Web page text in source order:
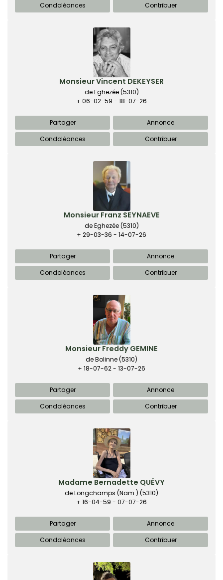
Condoléances
Contribuer
Monsieur Vincent DEKEYSER
de Eghezée(5310)
+ 06-02-59 - 18-07-26
Partager
Annonce
Condoléances
Contribuer
Monsieur Franz SEYNAEVE
de Eghezée(5310)
+ 29-03-36 - 14-07-26
Partager
Annonce
Condoléances
Contribuer
Monsieur Freddy GEMINE
de Bolinne(5310)
+ 18-07-62 - 13-07-26
Partager
Annonce
Condoléances
Contribuer
Madame Bernadette QUÉVY
de Longchamps (Nam.) (5310)
+ 16-04-59 - 07-07-26
Partager
Annonce
Condoléances
Contribuer